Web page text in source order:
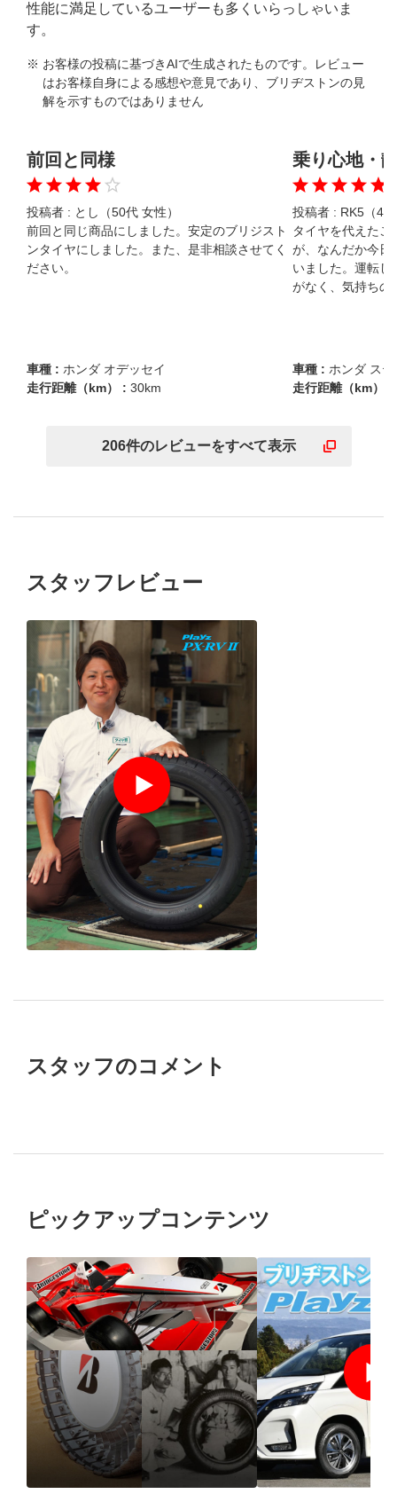
性能に満足しているユーザーも多くいらっしゃいま
す。
※ お客様の投稿に基づきAIで生成されたものです。レビュー
はお客様自身による感想や意見であり、ブリヂストンの見
解を示すものではありません
前回と同様
投稿者 : とし（50代 女性）
前回と同じ商品にしました。安定のブリジスト
ンタイヤにしました。また、是非相談させてく
ださい。
車種 : ホンダ オデッセイ
走行距離（km） : 30km
乗り心地・
投稿者 : RK5（40
タイヤを代えた
が、なんだか今日
いました。運転し
がなく、気持ちの
車種 : ホンダ ス
走行距離（km） :
206件のレビューをすべて表示
スタッフレビュー
スタッフのコメント
ピックアップコンテンツ